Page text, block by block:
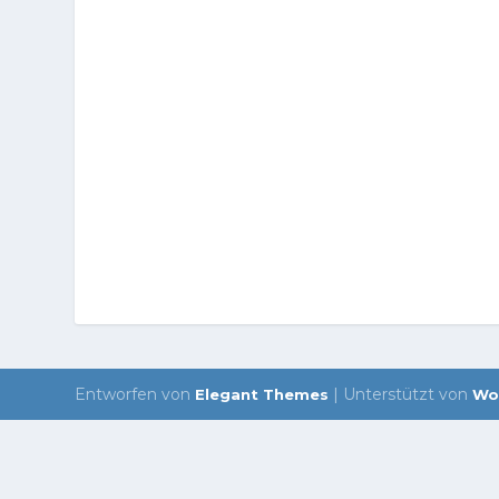
Entworfen von Elegant Themes | Unterstützt von